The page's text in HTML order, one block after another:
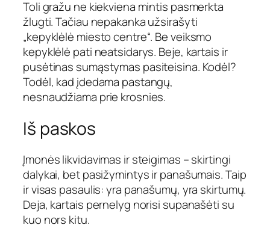
Toli gražu ne kiekviena mintis pasmerkta
žlugti. Tačiau nepakanka užsirašyti
„kepyklėlė miesto centre“. Be veiksmo
kepyklėlė pati neatsidarys. Beje, kartais ir
pusėtinas sumąstymas pasiteisina. Kodėl?
Todėl, kad įdedama pastangų,
nesnaudžiama prie krosnies.
Iš paskos
Įmonės likvidavimas ir steigimas – skirtingi
dalykai, bet pasižymintys ir panašumais. Taip
ir visas pasaulis: yra panašumų, yra skirtumų.
Deja, kartais pernelyg norisi supanašėti su
kuo nors kitu.